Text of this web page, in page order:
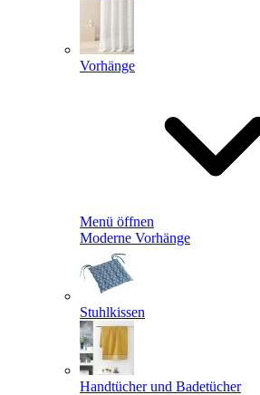
Vorhänge
Menü öffnen
Moderne Vorhänge
Stuhlkissen
Handtücher und Badetücher